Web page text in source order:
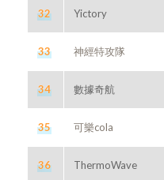
32 Yictory
33 神經特攻隊
34 數據奇航
35 可樂cola
36 ThermoWave